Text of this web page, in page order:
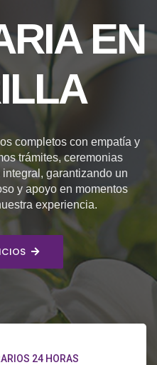
EN
completos con empatía y
trámites, ceremonias
garantizando un
y apoyo en momentos
experiencia.
24 HORAS